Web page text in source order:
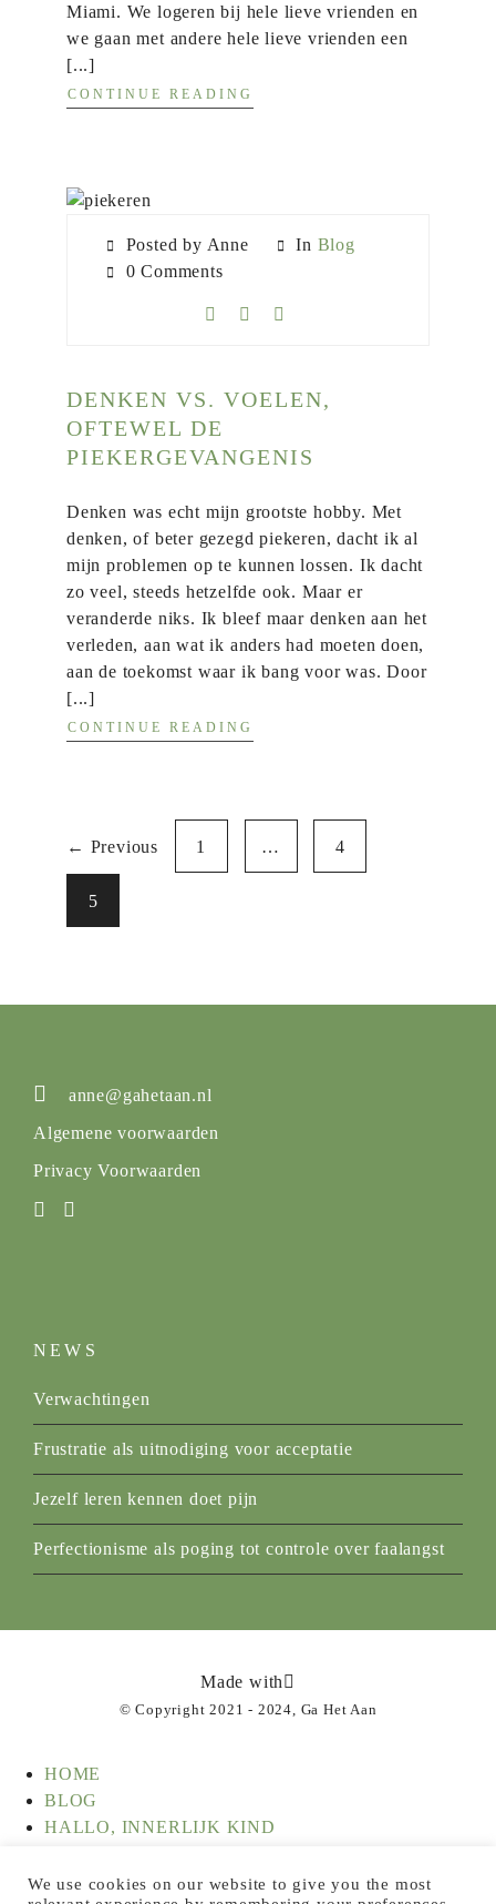
Miami. We logeren bij hele lieve vrienden en
we gaan met andere hele lieve vrienden een
[...]
CONTINUE READING
Posted by Anne In Blog
0 Comments
DENKEN VS. VOELEN,
OFTEWEL DE
PIEKERGEVANGENIS
Denken was echt mijn grootste hobby. Met
denken, of beter gezegd piekeren, dacht ik al
mijn problemen op te kunnen lossen. Ik dacht
zo veel, steeds hetzelfde ook. Maar er
veranderde niks. Ik bleef maar denken aan het
verleden, aan wat ik anders had moeten doen,
aan de toekomst waar ik bang voor was. Door
[...]
CONTINUE READING
← Previous 1 … 4
5
anne@gahetaan.nl
Algemene voorwaarden
Privacy Voorwaarden
NEWS
Verwachtingen
Frustratie als uitnodiging voor acceptatie
Jezelf leren kennen doet pijn
Perfectionisme als poging tot controle over faalangst
Made with
© Copyright 2021 - 2024, Ga Het Aan
HOME
BLOG
HALLO, INNERLIJK KIND
EERSTE HULP BIJ VEEL VOELEN
We use cookies on our website to give you the most